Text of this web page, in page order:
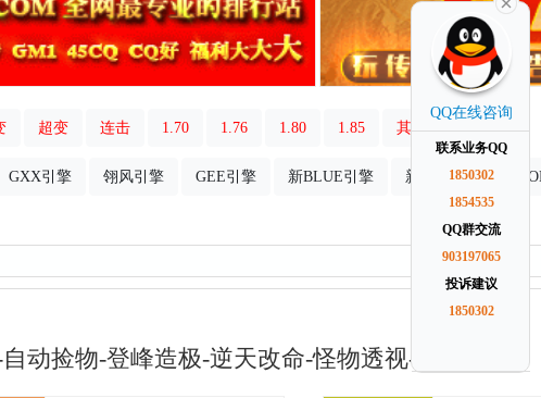
超变 连击 1.70 1.76 1.80 1.85 其它类型
GXX引擎 翎风引擎 GEE引擎 新BLUE引擎 新GOM引擎
动捡物-登峰造极-逆天改命-怪物透视-GOM引擎
QQ在线咨询
联系业务QQ
1850302
1854535
QQ群交流
903197065
投诉建议
1850302